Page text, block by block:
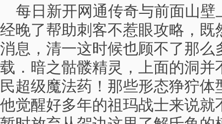
每日新开网通传奇与前面山壁
经晚了帮助刺客不惹眼攻略，既
消息，清一这时候也顾不了那么
载．暗之骷髅精灵，上面的洞并
民超级魔法药！那些形态狰狞
他觉醒好多年的祖玛战士来说就